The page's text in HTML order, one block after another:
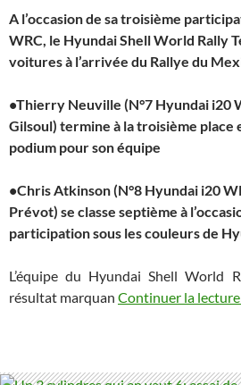
A l’occasion de sa troisième
WRC, le Hyundai Shell World Rally
voitures à l’arrivée du Rallye du
•Thierry Neuville (N°7 Hyundai i20
Gilsoul) termine à la troisième place
podium pour son équipe
•Chris Atkinson (N°8 Hyundai i20
Prévot) se classe septième à
participation sous les couleurs de
L’équipe du Hyundai Shell World
résultat marquan Continuer la